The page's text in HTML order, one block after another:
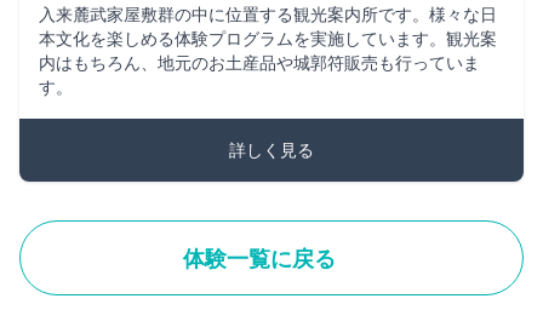
入来麓武家屋敷群の中に位置する観光案内所です。様々な日
本文化を楽しめる体験プログラムを実施しています。観光案
内はもちろん、地元のお土産品や城郭符販売も行っていま
す。
詳しく見る
体験一覧に戻る